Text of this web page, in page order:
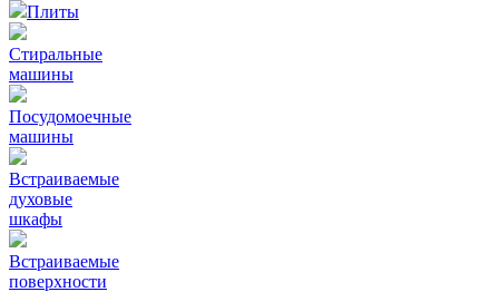
Плиты
Стиральные
машины
Посудомоечные
машины
Встраиваемые
духовые
шкафы
Встраиваемые
поверхности